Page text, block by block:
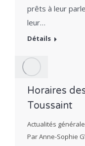
prêts à leur
leur…
Détails
Horaires
Toussaint
Actualités
ParAnne-Sophie